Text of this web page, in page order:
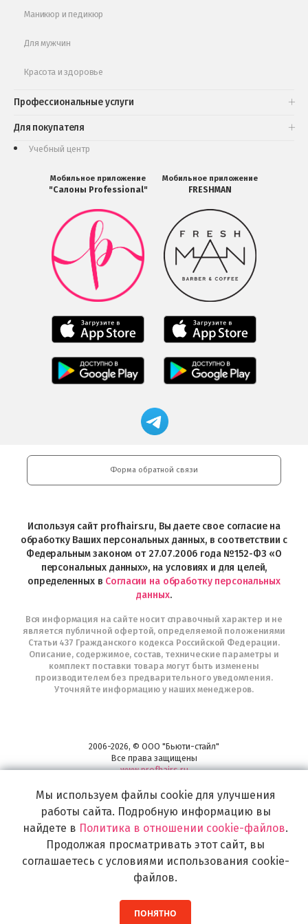
Маникюр и педикюр
Для мужчин
Красота и здоровье
Профессиональные услуги
Для покупателя
Учебный центр
Мобильное приложение
"Салоны Professional"
Мобильное
приложение
Салоны
Professional
загрузить
в
Google
Мобильное
приложение
Professional
загрузить
Мобильное
приложение
Professional
загрузить
Play
Мобильное приложение
FRESHMAN
Мобильное
приложение
FRESHMAN
в
Google
Play
Мобильное
приложение
загрузить
в
Мобильное
приложение
Магазин
профессиональной
Professional
и
Интернет-
Telegram
Форма обратной связи
Используя сайт profhairs.ru, Вы даете свое согласие на
обработку Ваших персональных данных, в соответствии с
Федеральным законом от 27.07.2006 года №152-ФЗ «О
персональных данных», на условиях и для целей,
определенных в Согласии на обработку персональных
данных.
Вся информация на сайте носит справочный характер и не
является публичной офертой, определяемой положениями
Статьи 437 Гражданского кодекса Российской Федерации.
Описание, содержимое, состав, технические параметры и
комплект поставки товара могут быть изменены
производителем без предварительного уведомления.
Уточняйте информацию у наших менеджеров.
2006-2026, © ООО "Бьюти-стайл"
Все права защищены
www.profhairs.ru
Широкий выбор инструментов, аксессуаров и принадлежностей для
воплощения
самых изысканных и необычных идей по созданию Вашего образа и стиля.
Мы используем файлы cookie для улучшения
работы сайта. Подробную информацию вы
найдете в Политика в отношении cookie-файлов.
Продолжая просматривать этот сайт, вы
соглашаетесь с условиями использования cookie-
файлов.
ПОНЯТНО